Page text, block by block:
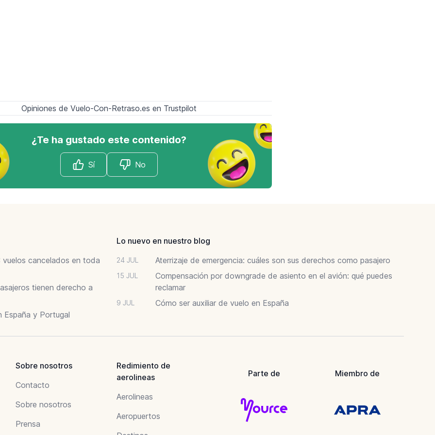
Opiniones de Vuelo-Con-Retraso.es en Trustpilot
¿Te ha gustado este contenido?
Sí No
cancelados en toda
tienen derecho a
España y Portugal
Lo nuevo en nuestro blog
24 JUL Aterrizaje de emergencia: cuáles son sus derechos como pasajero
15 JUL
Compensación por downgrade de asiento en el avión: qué puedes
reclamar
9 JUL Cómo ser auxiliar de vuelo en España
Sobre nosotros
Contacto
Sobre nosotros
Prensa
Redimiento de
aerolineas
Aerolineas
Aeropuertos
Parte de Miembro de